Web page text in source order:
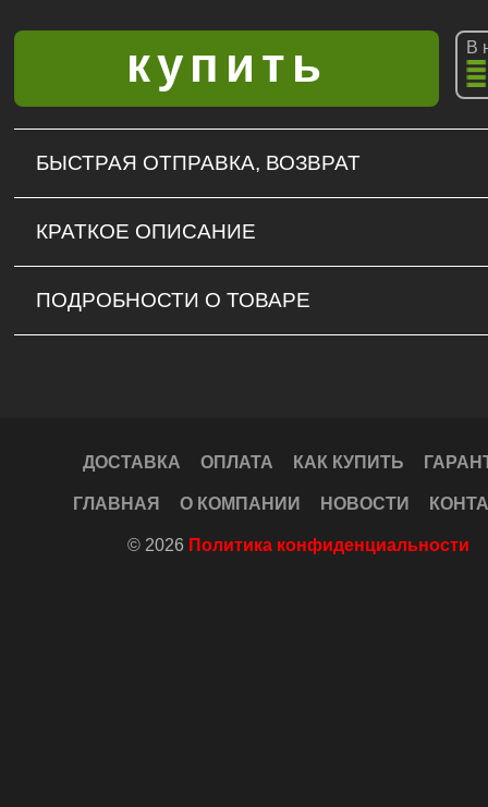
В
БЫСТРАЯ ОТПРАВКА, ВОЗВРАТ
КРАТКОЕ ОПИСАНИЕ
ПОДРОБНОСТИ О ТОВАРЕ
ДОСТАВКА ОПЛАТА КАК КУПИТЬ
ГЛАВНАЯ О КОМПАНИИ НОВОСТИ
© 2026 Политика конфиденциальности